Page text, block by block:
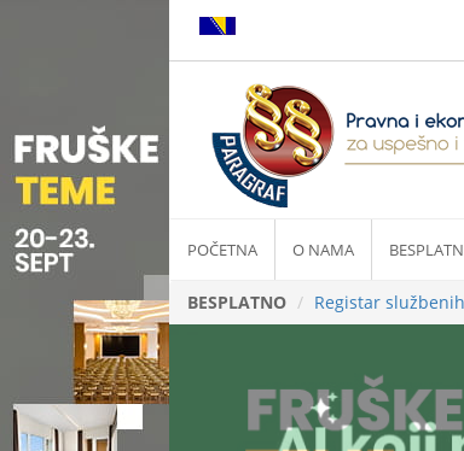
POČETNA O NAMA
BESPLATNO Registar